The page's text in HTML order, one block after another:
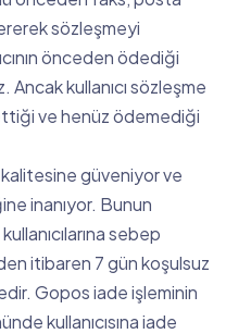
sözleşmeyi
önceden ödediği
kullanıcı sözleşme
ve henüz ödemediği
güveniyor ve
inanıyor. Bunun
sebep
itibaren 7 gün koşulsuz
Gopos iade işleminin
kullanıcısına iade